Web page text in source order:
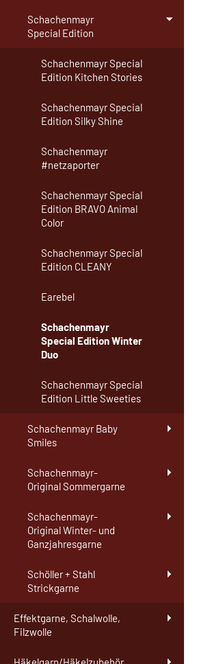
Schachenmayr
Special Edition
Schachenmayr Special
Edition Kitchen Stories
Schachenmayr Special
Edition Silky Shine
Schachenmayr
#netzaporter
Schachenmayr Special
Edition BRAVO Animal
Color
Schachenmayr Special
Edition CLEANY
Earebel
Schachenmayr
Special Edition Winter
Duo
Schachenmayr Special
Edition Little Sweeties
Schachenmayr Baby
Smiles
Schachenmayr-
Original Sommergarne
Schachenmayr-
Original Winter- und
Ganzjahresgarne
Schöller + Stahl
Strickgarne
Effektgarne, Schalwolle,
Filzwolle